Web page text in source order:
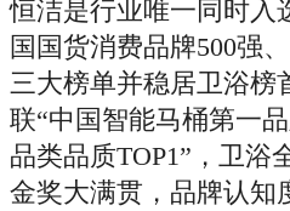
恒洁是行业唯一同时入
国国货消费品牌500强
三大榜单并稳居卫浴榜
联“中国智能马桶第一
品类品质TOP1”，卫浴
金奖大满贯，品牌认知